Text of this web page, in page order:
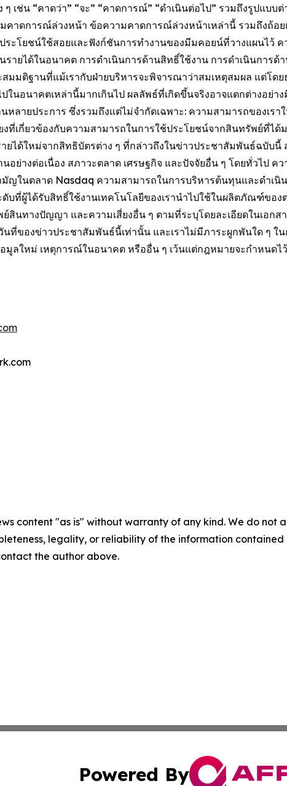
เช่น “คาดว่า” “จะ” “คาดการณ์” “ดำเนินต่อไป” รวมถึงรูปแ
คาดการณ์ล่วงหน้า ข้อความคาดการณ์ล่วงหน้าเหล่านี้ รวมถึงถ้อ
ระโยชน์ใช้สอยและฟังก์ชันการทำงานของมีมคอยน์ที่วางแผนไว้
รายได้ในอนาคต การดำเนินการด้านสิทธิ์ใช้งาน การดำเนินการ
มมติฐานที่แม้เรากับฝ่ายบริหารจะพิจารณาว่าสมเหตุสมผล แต่โ
นอนาคตเหล่านี้มากเกินไป ผลลัพธ์ที่เกิดขึ้นจริงอาจแตกต่างอย่
หลายประการ ซึ่งรวมถึงแต่ไม่จำกัดเฉพาะ: ความสามารถของ
ที่เกี่ยวข้องกับความสามารถในการใช้ประโยชน์จากสินทรัพย์ที่ได้
ายได้ใหม่จากสิทธิบัตรต่าง ๆ ที่กล่าวถึงในข่าวประชาสัมพันธ์ฉบับ
อย่างต่อเนื่อง สภาวะตลาด เศรษฐกิจ และปัจจัยอื่น ๆ โดยทั่วไป
ญในตลาด Nasdaq ความสามารถในการบริหารต้นทุนและดำเ
ดับที่ผู้ได้รับสิทธิ์ใช้งานเทคโนโลยีของเรานำไปใช้ในผลิตภัณฑ์ขอ
สินทางปัญญา และความเสี่ยงอื่น ๆ ตามที่ระบุโดยละเอียดในเอกส
ของข่าวประชาสัมพันธ์นี้เท่านั้น และเราไม่มีภาระผูกพันใด ๆ
ลใหม่ เหตุการณ์ในอนาคต หรืออื่น ๆ เว้นแต่กฎหมายจะกำหนดไว้
content "as is" without warranty of any kind. We do
legality, or reliability of the information
the author above.
Powered By